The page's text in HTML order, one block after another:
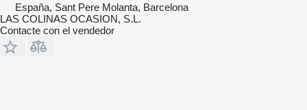
España, Sant Pere Molanta, Barcelona
LAS COLINAS OCASION, S.L.
Contacte con el vendedor